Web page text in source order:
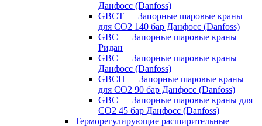
Данфосс (Danfoss)
GBCT — Запорные шаровые краны
для CO2 140 бар Данфосс (Danfoss)
GBC — Запорные шаровые краны
Ридан
GBC — Запорные шаровые краны
Данфосс (Danfoss)
GBCH — Запорные шаровые краны
для CO2 90 бар Данфосс (Danfoss)
GBC — Запорные шаровые краны для
CO2 45 бар Данфосс (Danfoss)
Терморегулирующие расширительные